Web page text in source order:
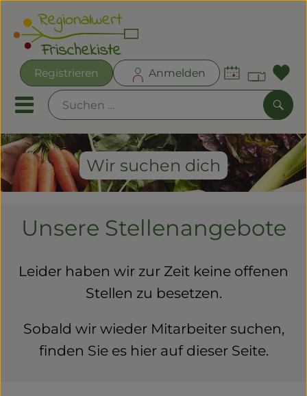
Registrieren Anmelden
Mobiles Menu öffnen
Angebote
Frischekisten
Frisches
Getränke
Wir suchen dich
Unsere Stellenangebote
Leider haben wir zur Zeit keine offenen
Stellen zu besetzen.
Sobald wir wieder Mitarbeiter suchen,
finden Sie es hier auf dieser Seite.